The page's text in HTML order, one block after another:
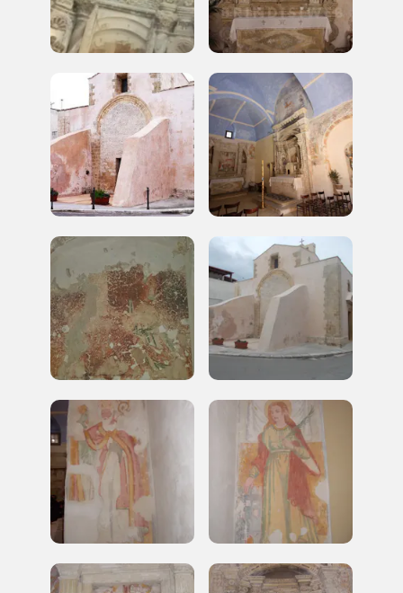
REGISTRATI
Regalati 365 giorni di arte e cultura nell'Italia
più bella, risparmiando.
Scopri tutte le opportunità riservate agli iscritti
Ingresso gratuito
nei Beni FAI tutto l'anno
Gratis
Museo
Sansevero
Napoli
Palazzo Strozzi
Firenze
Gallerie
Milano